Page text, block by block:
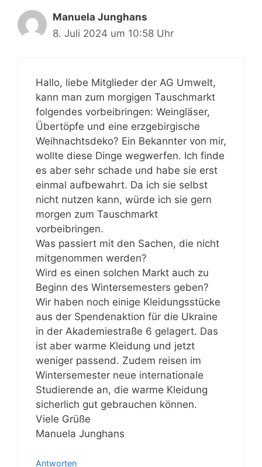
Manuela Junghans
8. Juli 2024 um 10:58 Uhr
Hallo, liebe Mitglieder der AG Umwelt,
kann man zum morgigen Tauschmarkt
folgendes vorbeibringen: Weingläser,
Übertöpfe und eine erzgebirgische
Weihnachtsdeko? Ein Bekannter von mir,
wollte diese Dinge wegwerfen. Ich finde
es aber sehr schade und habe sie erst
einmal aufbewahrt. Da ich sie selbst
nicht nutzen kann, würde ich sie gern
morgen zum Tauschmarkt
vorbeibringen.
Was passiert mit den Sachen, die nicht
mitgenommen werden?
Wird es einen solchen Markt auch zu
Beginn des Wintersemesters geben?
Wir haben noch einige Kleidungsstücke
aus der Spendenaktion für die Ukraine
in der Akademiestraße 6 gelagert. Das
ist aber warme Kleidung und jetzt
weniger passend. Zudem reisen im
Wintersemester neue internationale
Studierende an, die warme Kleidung
sicherlich gut gebrauchen können.
Viele Grüße
Manuela Junghans
Antworten